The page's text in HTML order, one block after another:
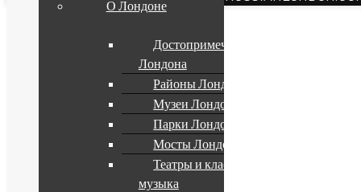
О Лондоне
Достопримечательности
Лондона
Районы Лондона
Музеи Лондона
Парки Лондона
Мосты Лондона
Театры и классическая
музыка